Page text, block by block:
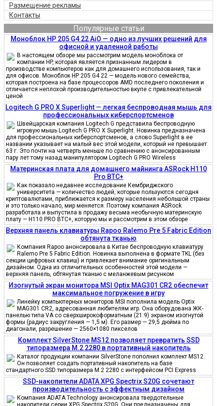
Размещение рекламы
Контакты
Популярные статьи
Моноблок HP 205 G4 22 AiO — одно из лучших решений для
офисной и удаленной работы
В настоящем обзоре мы рассмотрим модель моноблока от
компании HP, которая является признанным лидером в
производстве компьютеров как для домашнего использования, так и
для офисов. Моноблок HP 205 G4 22 — модель нового семейства,
которая построена на базе процессоров AMD последнего поколения и
отличается неплохой производительностью вкупе с привлекательной
ценой
Logitech G PRO X Superlight — легкая беспроводная мышь для
профессиональных киберспортсменов
Швейцарская компания Logitech G представила беспроводную
игровую мышь Logitech G PRO X Superlight. Новинка предназначена
для профессиональных киберспортсменов, а слово Superlight в ее
названии указывает на малый вес этой модели, который не превышает
63 г. Это почти на четверть меньше по сравнению с анонсированным
пару лет тому назад манипулятором Logitech G PRO Wireless
Материнская плата для домашнего майнинга ASRock H110
Pro BTC+
Как показало недавнее исследование Кембриджского
университета — количество людей, которые пользуются сегодня
криптовалютами, приближается к размеру населения небольшой страны
и это только начало, мир меняется. Поэтому компания ASRock
разработала и выпустила в продажу весьма необычную материнскую
плату — H110 PRO BTC+, которую мы и рассмотрим в этом обзоре
Верхняя панель клавиатуры Rapoo Ralemo Pre 5 Fabric Edition
обтянута тканью
Компания Rapoo анонсировала в Китае беспроводную клавиатуру
Ralemo Pre 5 Fabric Edition. Новинка выполнена в формате TKL (без
секции цифровых клавиш) и привлекает внимание оригинальным
дизайном. Одна из отличительных особенностей этой модели —
верхняя панель, обтянутая тканью с меланжевым рисунком
Изогнутый экран монитора MSI Optix MAG301 CR2 обеспечит
максимальное погружение в игру
Линейку компьютерных мониторов MSI пополнила модель Optix
MAG301 CR2, адресованная любителям игр. Она оборудована ЖК-
панелью типа VA со сверхширокоформатным (21:9) экраном изогнутой
формы (радиус закругления — 1,5 м). Его размер — 29,5 дюйма по
диагонали, разрешение — 2560×1080 пикселов
Комплект SilverStone MS12 позволяет превратить SSD
типоразмера M.2 2280 в портативный накопитель
Каталог продукции компании SilverStone пополнил комплект MS12.
Он позволяет создать портативный накопитель на базе
стандартного SSD типоразмера M.2 2280 с интерфейсом PCI Express
SSD-накопители ADATA XPG Spectrix S20G сочетают
производительность с эффектным дизайном
Компания ADATA Technology анонсировала твердотельные
накопители серии XPG Spectrix S20G. Они предназначены для